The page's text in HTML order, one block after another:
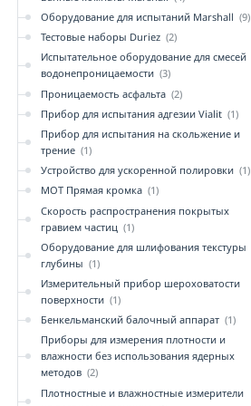
Оборудование для испытаний Marshall (9)
Тестовые наборы Duriez (2)
Испытательное оборудование для смесей
водонепроницаемости (3)
Проницаемость асфальта (2)
Прибор для испытания адгезии Vialit (1)
Прибор для испытания на скольжение и
трение (1)
Устройство для ускоренной полировки (1)
MOT Прямая кромка (1)
Скорость распространения покрытых
гравием частиц (1)
Оборудование для шлифования текстуры
глубины (1)
Измерительный прибор шероховатости
поверхности (1)
Бенкельманский балочный аппарат (1)
Приборы для измерения плотности и
влажности без использования ядерных
методов (2)
Плотностные и влажностные измерители